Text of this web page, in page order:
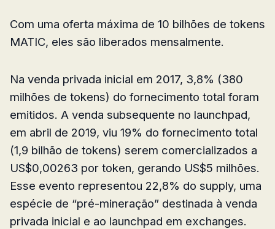
Com uma oferta máxima de 10 bilhões de tokens
MATIC, eles são liberados mensalmente.
Na venda privada inicial em 2017, 3,8% (380
milhões de tokens) do fornecimento total foram
emitidos. A venda subsequente no launchpad,
em abril de 2019, viu 19% do fornecimento total
(1,9 bilhão de tokens) serem comercializados a
US$0,00263 por token, gerando US$5 milhões.
Esse evento representou 22,8% do supply, uma
espécie de “pré-mineração” destinada à venda
privada inicial e ao launchpad em exchanges.